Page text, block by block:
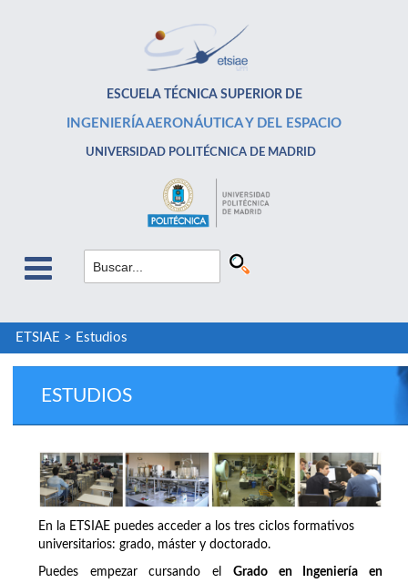
ESCUELA TÉCNICA SUPERIOR DE
INGENIERÍA AERONÁUTICA Y DEL ESPACIO
UNIVERSIDAD POLITÉCNICA DE MADRID
ETSIAE > Estudios
ESTUDIOS
En la ETSIAE puedes acceder a los tres ciclos formativos
universitarios: grado, máster y doctorado.
Puedes empezar cursando el Grado en Ingeniería en